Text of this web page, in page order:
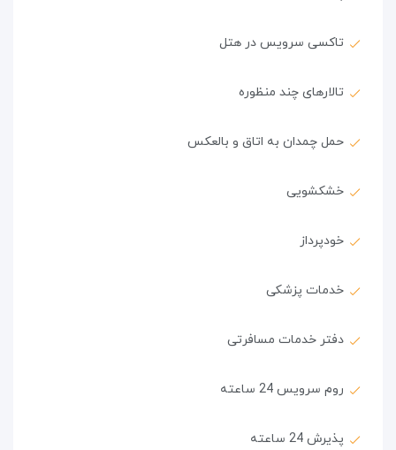
تاکسی سرویس در هتل
تالارهای چند منظوره
حمل چمدان به اتاق و بالعکس
خشکشویی
خودپرداز
خدمات پزشکی
دفتر خدمات مسافرتی
روم سرویس 24 ساعته
پذیرش 24 ساعته